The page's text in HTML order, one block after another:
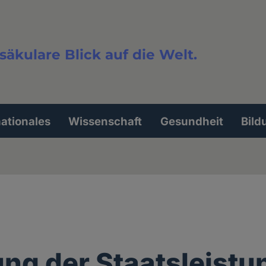
Blick auf die Welt.
Wissenschaft Gesundheit